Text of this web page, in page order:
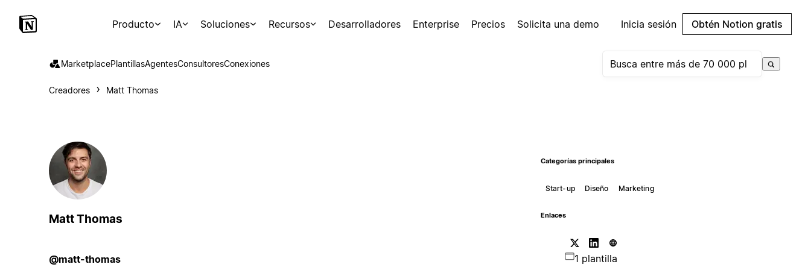
Producto IA Soluciones Recursos Desarrolladores Enterprise Precios Solicita una demo Inicia sesión Obtén Notion gratis
MarketplacePlantillasAgentesConsultoresConexiones
Creadores Matt Thomas
Matt Thomas
@matt-thomas
Categorías principales
Start-up Diseño Marketing
Enlaces
1 plantilla